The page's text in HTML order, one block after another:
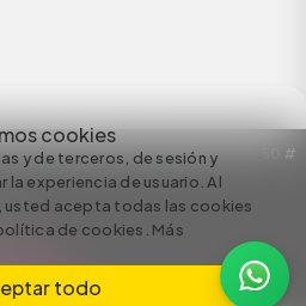
cookies
y de terceros, de sesión y
experiencia de usuario. Al
usted acepta todas las cookies
de cookies. Más
todo
NIT: 890924167-6 Dirección: Carrera 50 #